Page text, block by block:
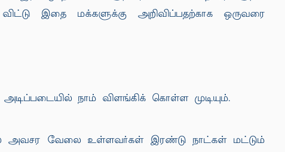
இதை மக்களுக்கு அறிவிப்பதற்காக ஒருவரை
நாம் விளங்கிக் கொள்ள முடியும்.
அவசர வேலை உள்ளவர்கள் இரண்டு நாட்கள் மட்டும்